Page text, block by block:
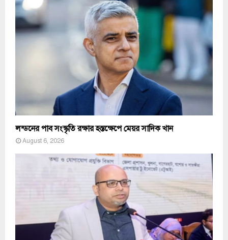
লন্ডনের পাব সংস্কৃতি রক্ষার হস্তক্ষেপে মেয়র সাদিক খান
August 6, 2026